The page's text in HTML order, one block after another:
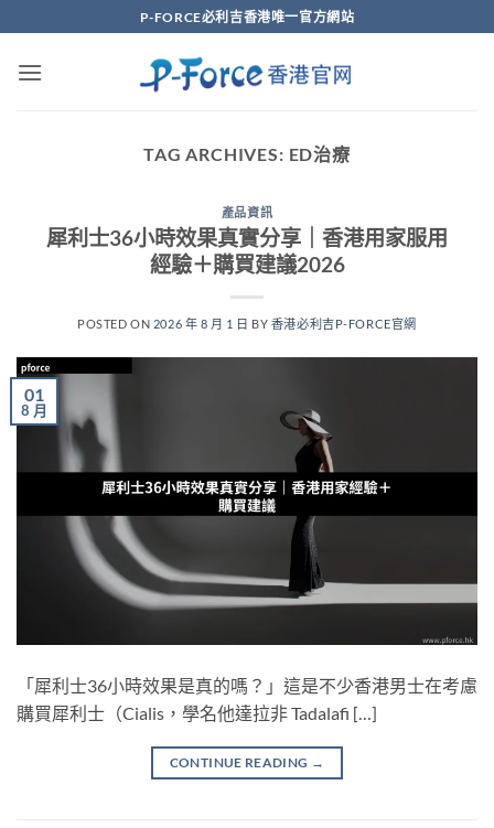
to
content
P-FORCE必利吉香港唯一官方網站
TAG ARCHIVES: ED治療
產品資訊
犀利士36小時效果真實分享｜香港用家服用
經驗＋購買建議2026
POSTED ON 2026 年 8 月 1 日 BY 香港必利吉P-FORCE官網
01
8 月
「犀利士36小時效果是真的嗎？」這是不少香港男士在考慮
購買犀利士（Cialis，學名他達拉非 Tadalafi […]
CONTINUE READING →